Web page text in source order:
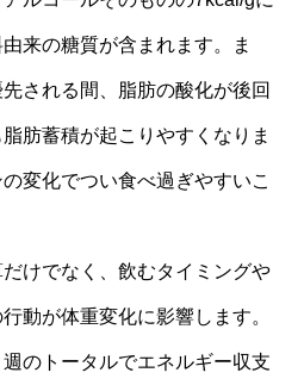
来の糖質が含まれます。ま
される間、脂肪の酸化が後回
肪蓄積が起こりやすくなりま
変化でつい食べ過ぎやすいこ
けでなく、飲むタイミングや
動が体重変化に影響します。
のトータルでエネルギー収支